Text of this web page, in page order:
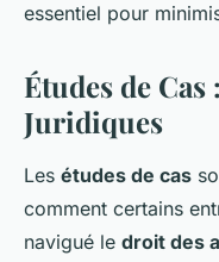
essentiel pour
Études de Cas
Juridiques
Les études de cas
comment certains
navigué le droit des